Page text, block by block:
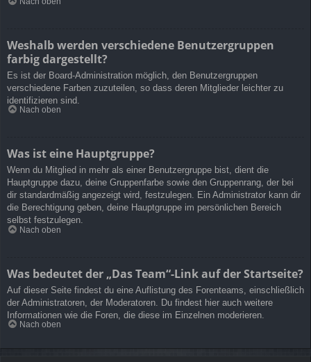
Weshalb werden verschiedene Benutzergruppen
farbig dargestellt?
Es ist der Board-Administration möglich, den Benutzergruppen
verschiedene Farben zuzuteilen, so dass deren Mitglieder leichter zu
identifizieren sind.
Nach oben
Was ist eine Hauptgruppe?
Wenn du Mitglied in mehr als einer Benutzergruppe bist, dient die
Hauptgruppe dazu, deine Gruppenfarbe sowie den Gruppenrang, der bei
dir standardmäßig angezeigt wird, festzulegen. Ein Administrator kann dir
die Berechtigung geben, deine Hauptgruppe im persönlichen Bereich
selbst festzulegen.
Nach oben
Was bedeutet der „Das Team“-Link auf der Startseite?
Auf dieser Seite findest du eine Auflistung des Forenteams, einschließlich
der Administratoren, der Moderatoren. Du findest hier auch weitere
Informationen wie die Foren, die diese im Einzelnen moderieren.
Nach oben